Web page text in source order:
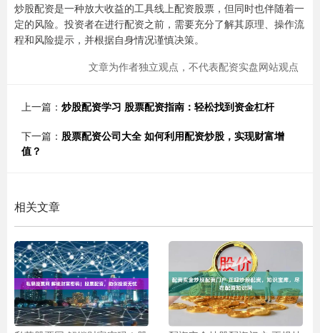
炒股配资是一种放大收益的工具线上配资股票，但同时也伴随着一
定的风险。投资者在进行配资之前，需要充分了解其原理、操作流
程和风险提示，并根据自身情况谨慎决策。
文章为作者独立观点，不代表配资实盘网站观点
上一篇： 炒股配资学习 股票配资指南：轻松找到资金杠杆
下一篇： 股票配资公司大全 如何利用配资炒股，实现财富增
值？
相关文章